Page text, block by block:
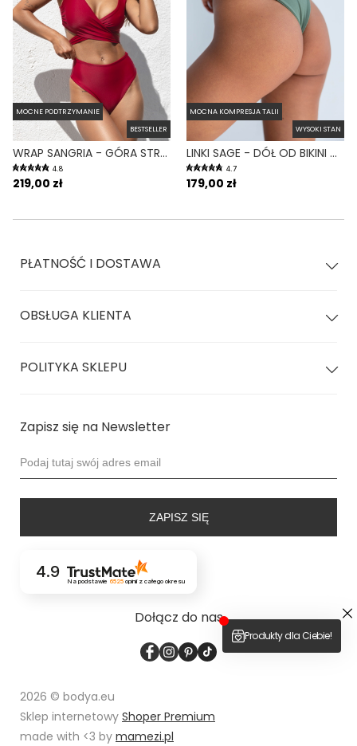
MOCNE PODTRZYMANIE
BESTSELLER
WRAP SANGRIA - GÓRA STROJU KĄPIELOWEGO NA DUŻY BIUST REGULOWANY OBWÓD BORDOWY
4.8
219,00 zł
MOCNA KOMPRESJA TALII
WYSOKI STAN
LINKI SAGE - DÓŁ OD BIKINI WYSOKI STAN BRAZYLIANY ZIELONY
4.7
179,00 zł
PŁATNOŚĆ I DOSTAWA
OBSŁUGA KLIENTA
POLITYKA SKLEPU
Zapisz się na Newsletter
ZAPISZ SIĘ
4.9
Na podstawie 6525opinii z całego okresu
Dołącz do nas
2026 © bodya.eu
Sklep internetowy Shoper Premium
made with <3 by mamezi.pl